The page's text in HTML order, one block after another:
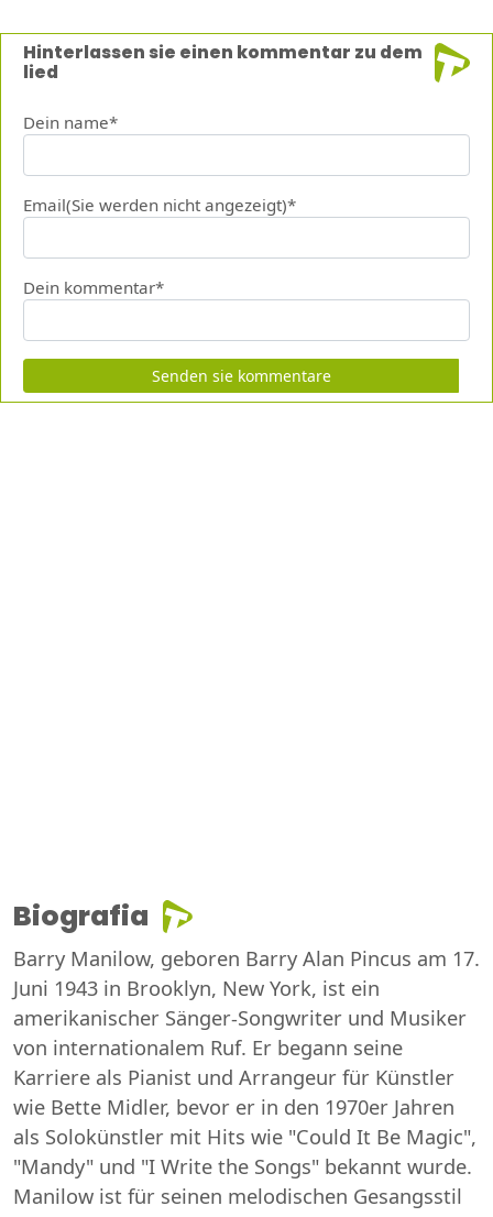
Hinterlassen sie einen kommentar zu dem
lied
Dein name*
Email(Sie werden nicht angezeigt)*
Dein kommentar*
Senden sie kommentare
Biografia
Barry Manilow, geboren Barry Alan Pincus am 17.
Juni 1943 in Brooklyn, New York, ist ein
amerikanischer Sänger-Songwriter und Musiker
von internationalem Ruf. Er begann seine
Karriere als Pianist und Arrangeur für Künstler
wie Bette Midler, bevor er in den 1970er Jahren
als Solokünstler mit Hits wie "Could It Be Magic",
"Mandy" und "I Write the Songs" bekannt wurde.
Manilow ist für seinen melodischen Gesangsstil